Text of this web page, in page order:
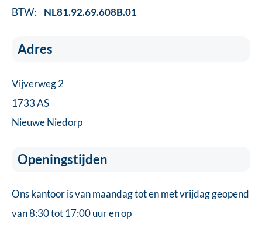
BTW:
NL81.92.69.608B.01
Adres
Vijverweg 2
1733 AS
Nieuwe Niedorp
Openingstijden
Ons kantoor is van maandag tot en met vrijdag geopend
van 8:30 tot 17:00 uur en op